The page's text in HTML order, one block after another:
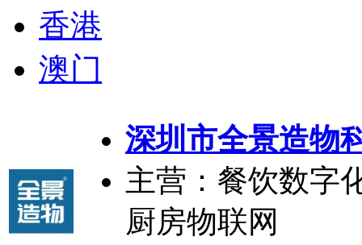
香港
澳门
深圳市全景造物
主营：餐饮数字
厨房物联网